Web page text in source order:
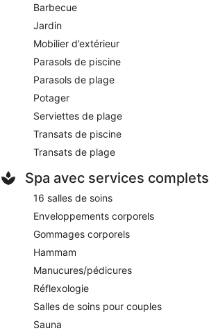
Barbecue
Jardin
Mobilier d’extérieur
Parasols de piscine
Parasols de plage
Potager
Serviettes de plage
Transats de piscine
Transats de plage
Spa avec services complets
16 salles de soins
Enveloppements corporels
Gommages corporels
Hammam
Manucures/pédicures
Réflexologie
Salles de soins pour couples
Sauna